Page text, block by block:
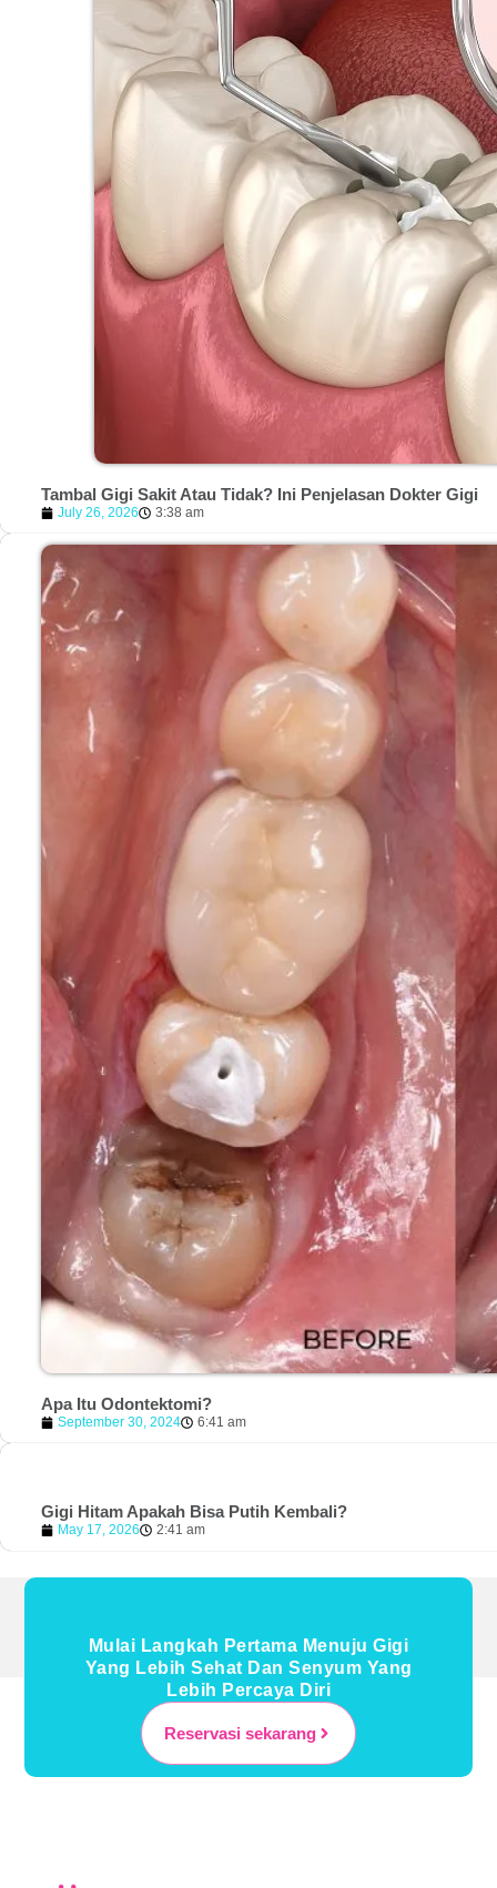
Tambal Gigi Sakit Atau Tidak? Ini Penjelasan Dokter Gigi
July 26, 2026 3:38 am
Apa Itu Odontektomi?
September 30, 2024 6:41 am
Gigi Hitam Apakah Bisa Putih Kembali?
May 17, 2026 2:41 am
Mulai Langkah Pertama Menuju Gigi
Yang Lebih Sehat Dan Senyum Yang
Lebih Percaya Diri
Reservasi sekarang